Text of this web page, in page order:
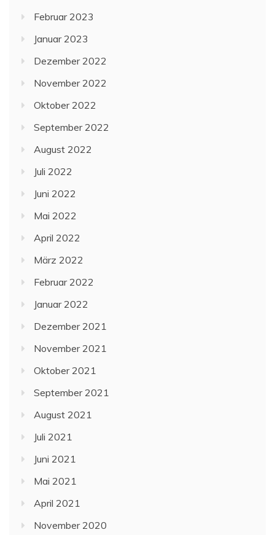
Februar 2023
Januar 2023
Dezember 2022
November 2022
Oktober 2022
September 2022
August 2022
Juli 2022
Juni 2022
Mai 2022
April 2022
März 2022
Februar 2022
Januar 2022
Dezember 2021
November 2021
Oktober 2021
September 2021
August 2021
Juli 2021
Juni 2021
Mai 2021
April 2021
November 2020